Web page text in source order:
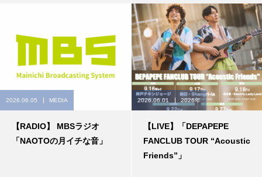
2026.06.05 MEDIA
【RADIO】 MBSラジオ
「NAOTOの月イチな音」
2026.06.01 2026年
【LIVE】「DEPAPEPE
FANCLUB TOUR “Acoustic
Friends”」